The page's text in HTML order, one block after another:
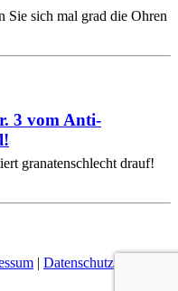
Sie sich mal grad die Ohren
3 vom Anti-
granatenschlecht drauf!
| Datenschutz